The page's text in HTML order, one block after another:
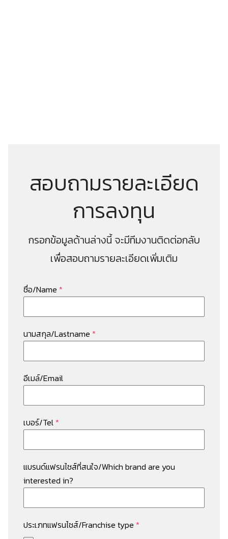
สอบถามรายละเอียด
การลงทุน
กรอกข้อมูลด้านล่างนี้ จะมีทีมงานติดต่อกลับ
เพื่อสอบถามรายละเอียดเพิ่มเติม
ชื่อ/Name *
นามสกุล/Lastname *
อีเมล์/Email
เบอร์/Tel*
แบรนด์แฟรนไชส์ที่สนใจ/Which brand are you
interested in?
ประเภทแฟรนไชส์/Franchise type *